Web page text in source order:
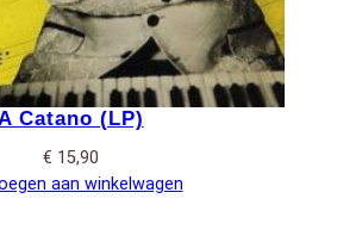
Catano (LP)
€ 15,90
aan winkelwagen